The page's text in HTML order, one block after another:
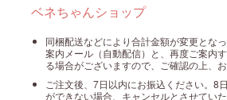
ベネちゃんショップ
同梱配送などにより合計金額が変更とな
案内メール（自動配信）と、再度ご案内
る場合がございますので、ご確認の上、お
ご注文後、7日以内にお振込ください。8
ができない場合、キャンセルとさせてい